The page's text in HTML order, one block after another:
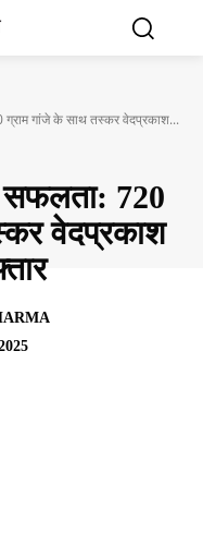
गांजे के साथ तस्कर वेदप्रकाश...
सफलता: 720
वेदप्रकाश